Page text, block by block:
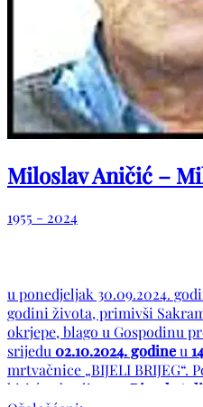
Miloslav Aničić –
1955 - 2024
u ponedjeljak 30.09.2024.
godini života, primivši
okrjepe, blago u Gospodinu
srijedu 02.10.2024. godineu
mrtvačnice „BIJELI BRIJEG“.
biti će obavljen na